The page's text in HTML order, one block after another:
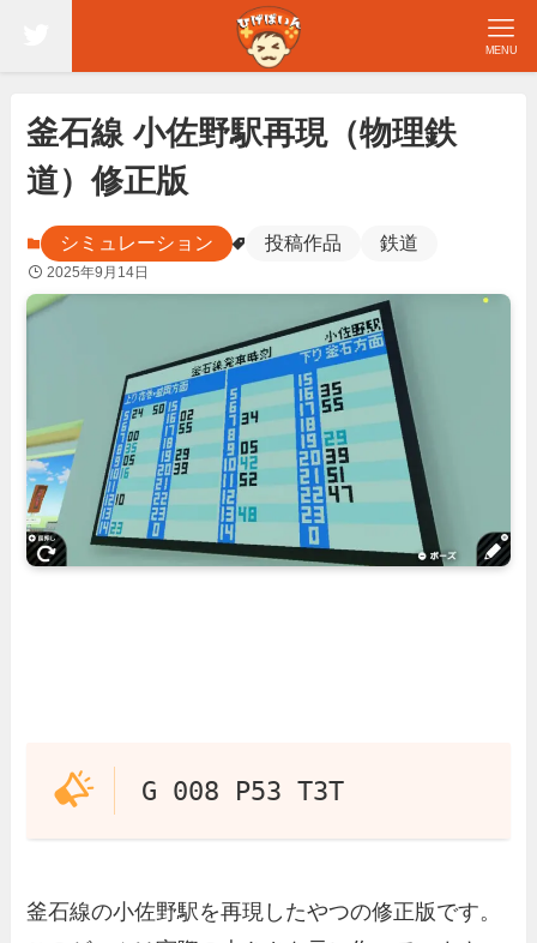
MENU
釜石線 小佐野駅再現（物理鉄
道）修正版
シミュレーション 投稿作品 鉄道
2025年9月14日
G 008 P53 T3T
釜石線の小佐野駅を再現したやつの修正版です。